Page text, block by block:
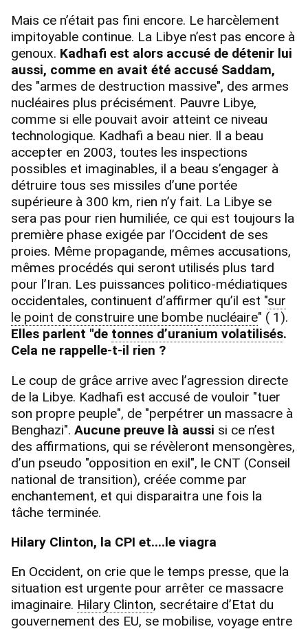
Mais ce n’était pas fini encore. Le harcèlement
impitoyable continue. La Libye n’est pas encore à
genoux. Kadhafi est alors accusé de détenir lui
aussi, comme en avait été accusé Saddam,
des "armes de destruction massive", des armes
nucléaires plus précisément. Pauvre Libye,
comme si elle pouvait avoir atteint ce niveau
technologique. Kadhafi a beau nier. Il a beau
accepter en 2003, toutes les inspections
possibles et imaginables, il a beau s’engager à
détruire tous ses missiles d’une portée
supérieure à 300 km, rien n’y fait. La Libye se
sera pas pour rien humiliée, ce qui est toujours la
première phase exigée par l’Occident de ses
proies. Même propagande, mêmes accusations,
mêmes procédés qui seront utilisés plus tard
pour l’Iran. Les puissances politico-médiatiques
occidentales, continuent d’affirmer qu’il est "sur
le point de construire une bombe nucléaire" ( 1).
Elles parlent "de tonnes d’uranium volatilisés.
Cela ne rappelle-t-il rien ?
Le coup de grâce arrive avec l’agression directe
de la Libye. Kadhafi est accusé de vouloir "tuer
son propre peuple", de "perpétrer un massacre à
Benghazi". Aucune preuve là aussi si ce n’est
des affirmations, qui se révèleront mensongères,
d’un pseudo "opposition en exil", le CNT (Conseil
national de transition), créée comme par
enchantement, et qui disparaitra une fois la
tâche terminée.
Hilary Clinton, la CPI et....le viagra
En Occident, on crie que le temps presse, que la
situation est urgente pour arrêter ce massacre
imaginaire. Hilary Clinton, secrétaire d’Etat du
gouvernement des EU, se mobilise, voyage entre